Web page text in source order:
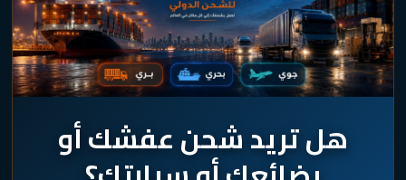
هل تريد شحن عفشك أو